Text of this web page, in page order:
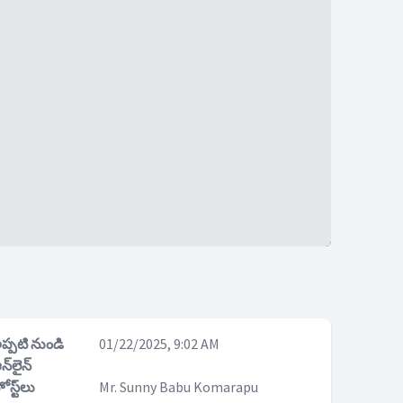
నుండి
01/22/2025, 9:02 AM
Mr. Sunny Babu Komarapu